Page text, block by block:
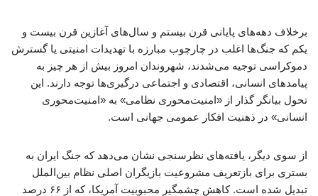
برخلاف دهه‌های پایانی قرن بیستم و سال‌های آغازین قرن بیست و
یکم که جنگ‌ها اغلب در چارچوب مبارزه با تهدیدات امنیتی یا گسترش
دموکراسی توجیه می‌شدند، شهروندان امروز بیش از هر چیز به
پیامدهای انسانی، اقتصادی و اجتماعی درگیری‌ها توجه دارند. این
تحول بیانگر گذار از «امنیت‌محوری نظامی» به «امنیت‌محوری
انسانی» در ذهنیت افکار عمومی جهانی است.
از سوی دیگر، یافته‌های نظرسنجی نشان می‌دهد که جنگ ایران به
بستری برای بازتعریف مشروعیت بازیگران اصلی نظام بین‌الملل
تبدیل شده است. کاهش چشمگیر محبوبیت آمریکا، که از ۶۶ درصد